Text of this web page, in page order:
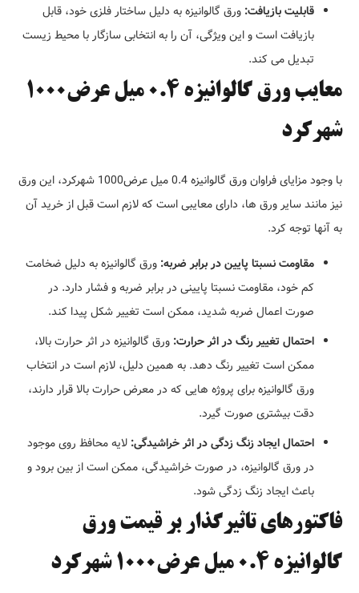
قابلیت بازیافت: ورق گالوانیزه به دلیل ساختار فلزی خود، قابل
بازیافت است و این ویژگی، آن را به انتخابی سازگار با محیط زیست
تبدیل می کند.
معایب ورق گالوانیزه 0.4 میل عرض1000
شهرکرد
با وجود مزایای فراوان ورق گالوانیزه 0.4 میل عرض1000 شهرکرد، این ورق
نیز مانند سایر ورق ها، دارای معایبی است که لازم است قبل از خرید آن
به آنها توجه کرد.
مقاومت نسبتا پایین در برابر ضربه: ورق گالوانیزه به دلیل ضخامت
کم خود، مقاومت نسبتا پایینی در برابر ضربه و فشار دارد. در
صورت اعمال ضربه شدید، ممکن است تغییر شکل پیدا کند.
احتمال تغییر رنگ در اثر حرارت: ورق گالوانیزه در اثر حرارت بالا،
ممکن است تغییر رنگ دهد. به همین دلیل، لازم است در انتخاب
ورق گالوانیزه برای پروژه هایی که در معرض حرارت بالا قرار دارند،
دقت بیشتری صورت گیرد.
احتمال ایجاد زنگ زدگی در اثر خراشیدگی: لایه محافظ روی موجود
در ورق گالوانیزه، در صورت خراشیدگی، ممکن است از بین برود و
باعث ایجاد زنگ زدگی شود.
فاکتورهای تاثیرگذار بر قیمت ورق
گالوانیزه 0.4 میل عرض1000 شهرکرد